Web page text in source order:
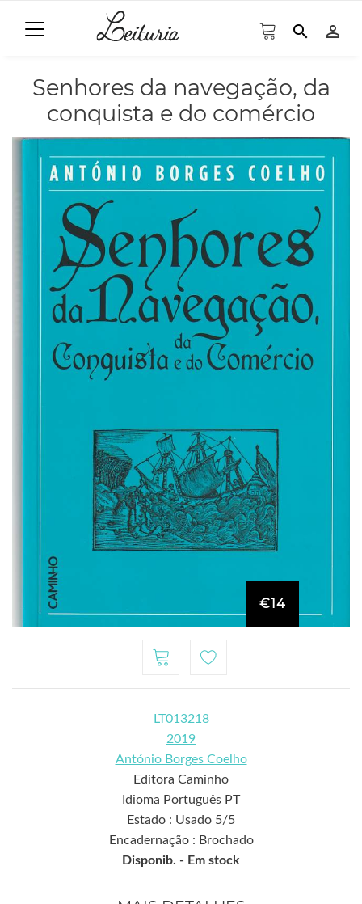
search person_outline
Senhores da navegação, da
conquista e do comércio
€14
LT013218
2019
António Borges Coelho
Editora Caminho
Idioma Português PT
Estado : Usado 5/5
Encadernação : Brochado
Disponib. - Em stock